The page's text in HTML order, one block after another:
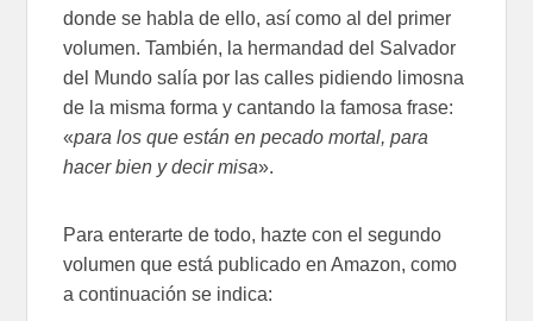
donde se habla de ello, así como al del primer
volumen. También, la hermandad del Salvador
del Mundo salía por las calles pidiendo limosna
de la misma forma y cantando la famosa frase:
«para los que están en pecado mortal, para
hacer bien y decir misa».
Para enterarte de todo, hazte con el segundo
volumen que está publicado en Amazon, como
a continuación se indica: